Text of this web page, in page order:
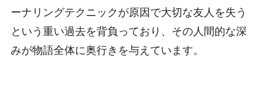
ーナリングテクニックが原因で大切な友人を失う
という重い過去を背負っており、その人間的な深
みが物語全体に奥行きを与えています。